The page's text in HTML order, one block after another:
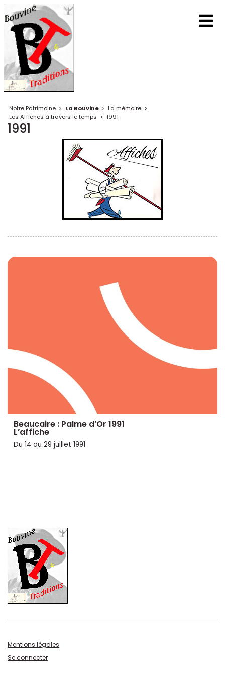
Notre Patrimoine > La Bouvine > La mémoire >
Les Affiches à travers le temps > 1991
1991
Beaucaire : Palme d’Or 1991
L’affiche
Du 14 au 29 juillet 1991
Mentions légales
Se connecter